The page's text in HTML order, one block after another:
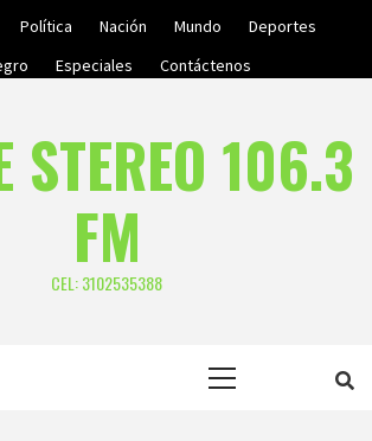
Política Nación Mundo
Deportes
Especiales Contáctenos
STEREO 106.3
FM
CEL: 3102535388